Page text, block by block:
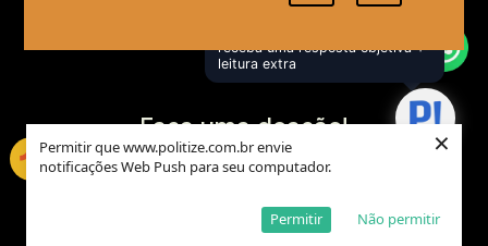
Permitir que www.politize.com.br envie
notificações Web Push para seu computador.
Não permitir
Permitir
×
Faça uma doação!
receba uma resposta objetiva +
leitura extra